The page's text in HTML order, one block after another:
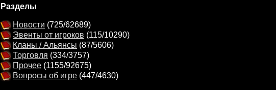
Разделы
Новости (725/62689)
Эвенты от игроков (115/10290)
Кланы / Альянсы (87/5606)
Торговля (334/3757)
Прочее (1155/92675)
Вопросы об игре (447/4630)